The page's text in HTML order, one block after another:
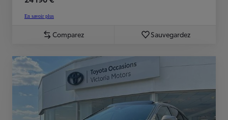
En savoir plus
Comparez Sauvegardez